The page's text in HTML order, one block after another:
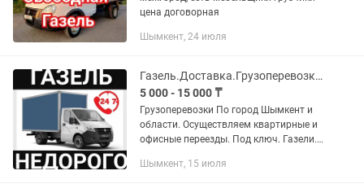
цена договорная
Шымкент, 24 июля
Газель.Доставка.Грузоперевозка.Грузчики
5 000 - 15 000 ₸
Грузоперевозки По город Шымкент и
области. Осуществляем квартирные и
офисные переезды. Под ключ. Газели.
Алматы Работаем 24/7 Звоните в
Шымкент, 15 июля